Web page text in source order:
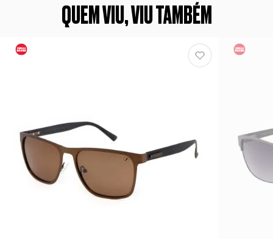
QUEM VIU, VIU TAMBÉM